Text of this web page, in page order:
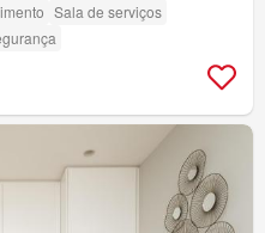
Sala de serviços